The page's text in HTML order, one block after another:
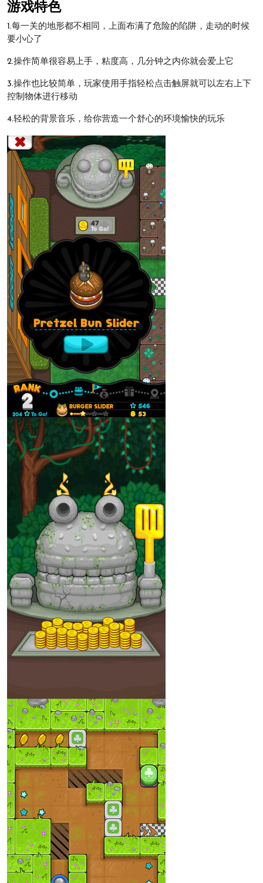
游戏特色
1.每一关的地形都不相同，上面布满了危险的陷阱，走动的时候
要小心了
2.操作简单很容易上手，粘度高，几分钟之内你就会爱上它
3.操作也比较简单，玩家使用手指轻松点击触屏就可以左右上下
控制物体进行移动
4.轻松的背景音乐，给你营造一个舒心的环境愉快的玩乐